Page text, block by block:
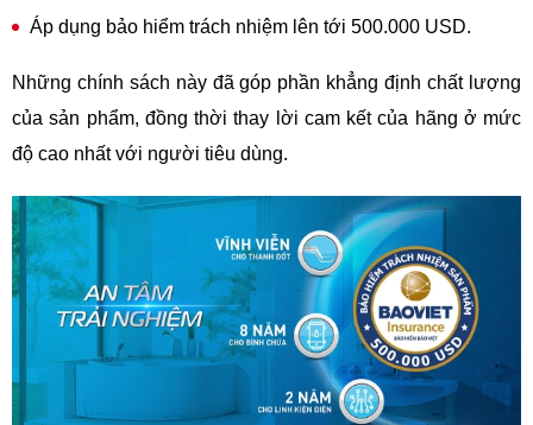
Áp dụng bảo hiểm trách nhiệm lên tới 500.000 USD.
Những chính sách này đã góp phần khẳng định chất lượng
của sản phẩm, đồng thời thay lời cam kết của hãng ở mức
độ cao nhất với người tiêu dùng.